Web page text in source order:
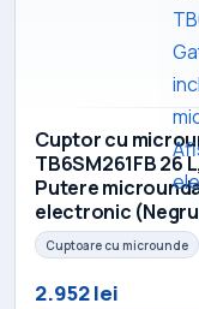
Cuptor cu
TB6SM261FB 26
Putere
electronic
Cuptoare cu microunde
2.952 lei